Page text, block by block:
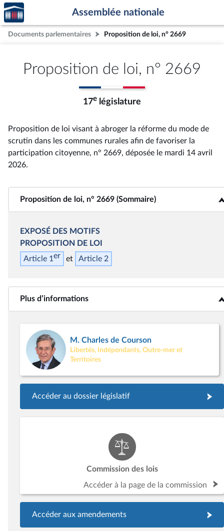
Aller au contenu
Aller en bas de la page
Accèder
à la
page
d'accueil
Assemblée nationale
Documents parlementaires Proposition de loi, n° 2669
Proposition de loi, n° 2669
17e législature
Proposition de loi visant à abroger la réforme du mode de
scrutin dans les communes rurales afin de favoriser la
participation citoyenne, n° 2669, déposée le mardi 14 avril
2026.
Proposition de loi, n° 2669 (Sommaire)
<b>Proposition de loi, n° 2669 (Sommaire)</b>
EXPOSÉ DES MOTIFS
PROPOSITION DE LOI
Article 1er Article 2
Plus d’informations<b>Plus d’informations</b>
M. Charles de Courson
Libertés, Indépendants, Outre-mer et
Territoires
Accéder au dossier législatif
Commission des lois
Accéder à la page de la commission
Accéder aux amendements